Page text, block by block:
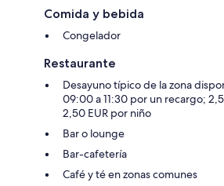
Comida y bebida
Congelador
Restaurante
Desayuno típico de la zona
09:00 a 11:30 por un recargo;
2,50 EUR por niño
Bar o lounge
Bar-cafetería
Café y té en zonas comunes